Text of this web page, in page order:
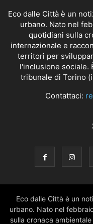
Eco dalle Città è un
urbano. Nato nel
quotidiani sulla
internazionale e
territori per
l'inclusione sociale.
tribunale di Torino
Contattaci:
Eco dalle Città è un
urbano. Nato nel
sulla cronaca